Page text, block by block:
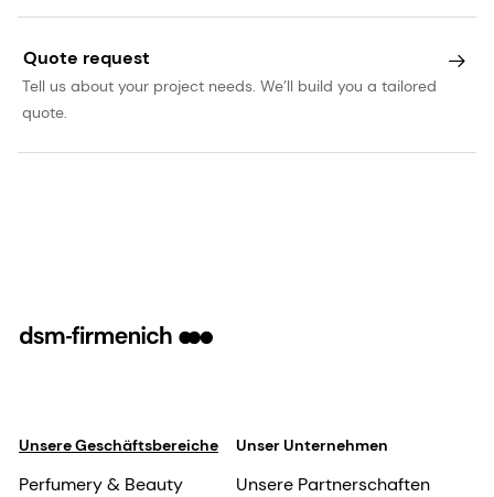
Quote request
Tell us about your project needs. We’ll build you a tailored
quote.
Unsere Geschäftsbereiche
Perfumery & Beauty
Unser Unternehmen
Unsere Partnerschaften